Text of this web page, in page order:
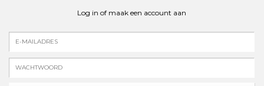
Log in of maak een account aan